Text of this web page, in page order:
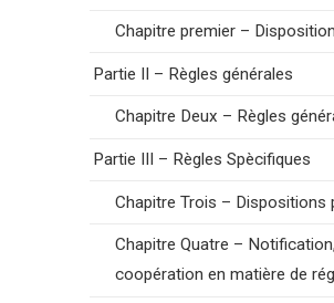
Chapitre premier –
Partie II – Règles générales
Chapitre Deux – Règles
Partie III – Règles Spècifiques
Chapitre Trois – Dispositions
Chapitre Quatre –
coopération en matière de